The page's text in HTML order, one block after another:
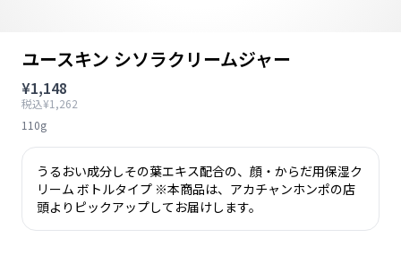
ユースキン シソラクリームジャー
¥1,148
税込¥1,262
110g
うるおい成分しその葉エキス配合の、顔・からだ用保湿ク
リーム ボトルタイプ ※本商品は、アカチャンホンポの店
頭よりピックアップしてお届けします。